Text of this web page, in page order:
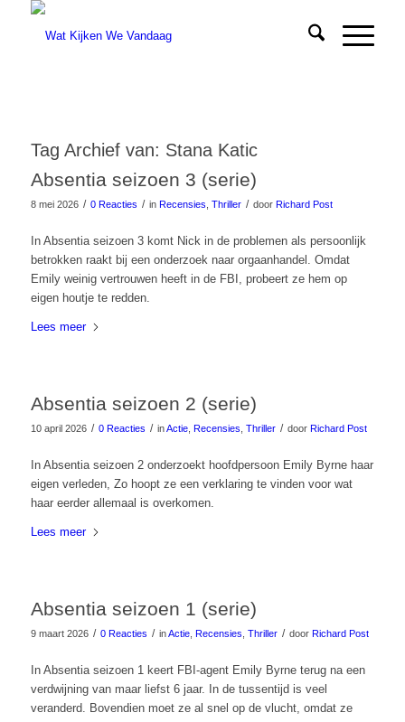
Tag Archief van: Stana Katic
Absentia seizoen 3 (serie)
8 mei 2026 / 0 Reacties / in Recensies Thriller / door Richard Post
In Absentia seizoen 3 komt Nick in de problemen als persoonlijk
betrokken raakt bij een onderzoek naar orgaanhandel. Omdat
Emily weinig vertrouwen heeft in de FBI, probeert ze hem op
eigen houtje te redden.
Lees meer
Absentia seizoen 2 (serie)
10 april 2026 / 0 Reacties / inActie, Recensies Thriller / door Richard Post
In Absentia seizoen 2 onderzoekt hoofdpersoon Emily Byrne haar
eigen verleden, Zo hoopt ze een verklaring te vinden voor wat
haar eerder allemaal is overkomen.
Lees meer
Absentia seizoen 1 (serie)
9 maart 2026 / 0 Reacties / inActie, Recensies Thriller / door Richard Post
In Absentia seizoen 1 keert FBI-agent Emily Byrne terug na een
verdwijning van maar liefst 6 jaar. In de tussentijd is veel
veranderd. Bovendien moet ze al snel op de vlucht, omdat ze